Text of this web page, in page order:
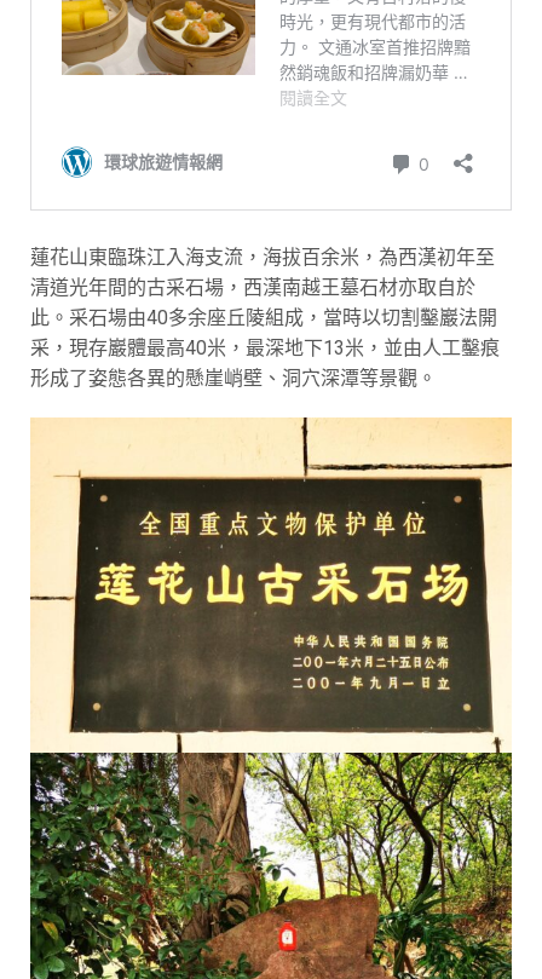
蓮花山東臨珠江入海支流，海拔百余米，為西漢初年至
清道光年間的古采石場，西漢南越王墓石材亦取自於
此。采石場由40多余座丘陵組成，當時以切割鑿巖法開
采，現存巖體最高40米，最深地下13米，並由人工鑿痕
形成了姿態各異的懸崖峭壁、洞穴深潭等景觀。